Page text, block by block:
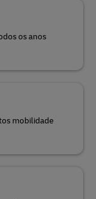
os anos
mobilidade